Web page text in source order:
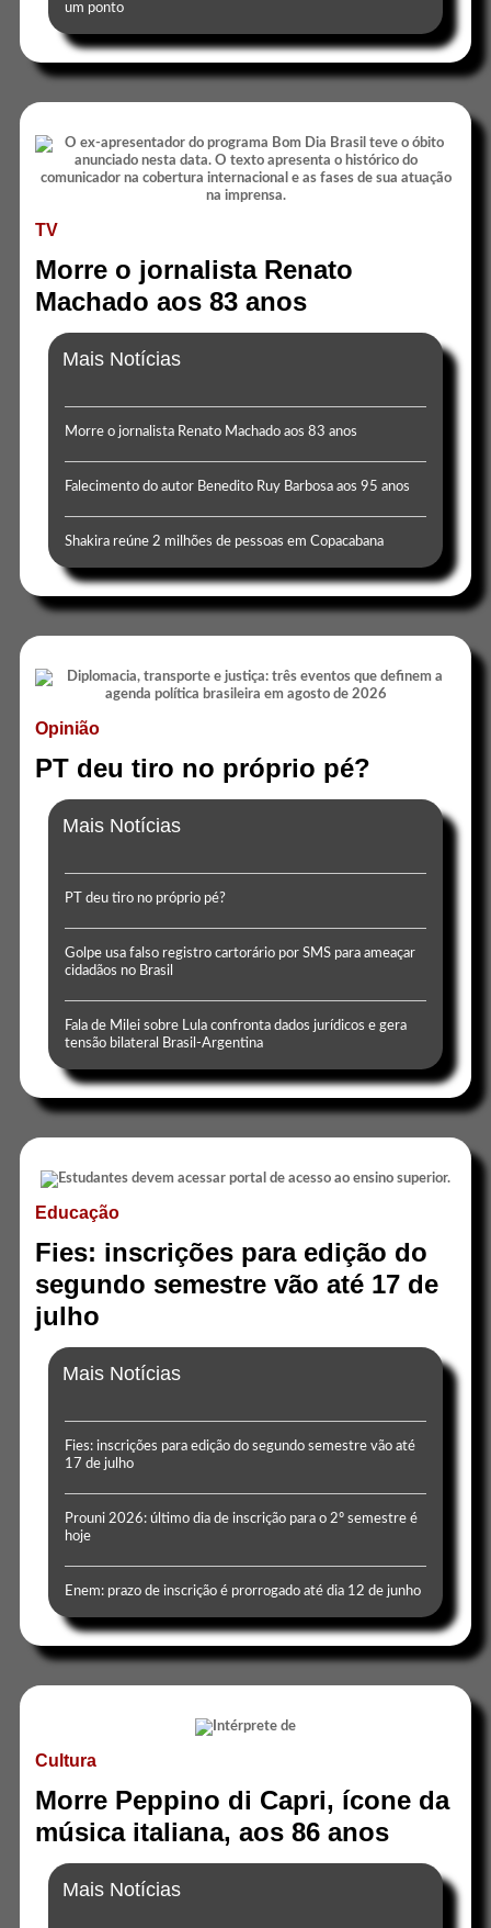
um ponto
TV
Morre o jornalista Renato
Machado aos 83 anos
Mais Notícias
Morre o jornalista Renato Machado aos 83 anos
Falecimento do autor Benedito Ruy Barbosa aos 95 anos
Shakira reúne 2 milhões de pessoas em Copacabana
Opinião
PT deu tiro no próprio pé?
Mais Notícias
PT deu tiro no próprio pé?
Golpe usa falso registro cartorário por SMS para ameaçar
cidadãos no Brasil
Fala de Milei sobre Lula confronta dados jurídicos e gera
tensão bilateral Brasil-Argentina
Educação
Fies: inscrições para edição do
segundo semestre vão até 17 de
julho
Mais Notícias
Fies: inscrições para edição do segundo semestre vão até
17 de julho
Prouni 2026: último dia de inscrição para o 2º semestre é
hoje
Enem: prazo de inscrição é prorrogado até dia 12 de junho
Cultura
Morre Peppino di Capri, ícone da
música italiana, aos 86 anos
Mais Notícias